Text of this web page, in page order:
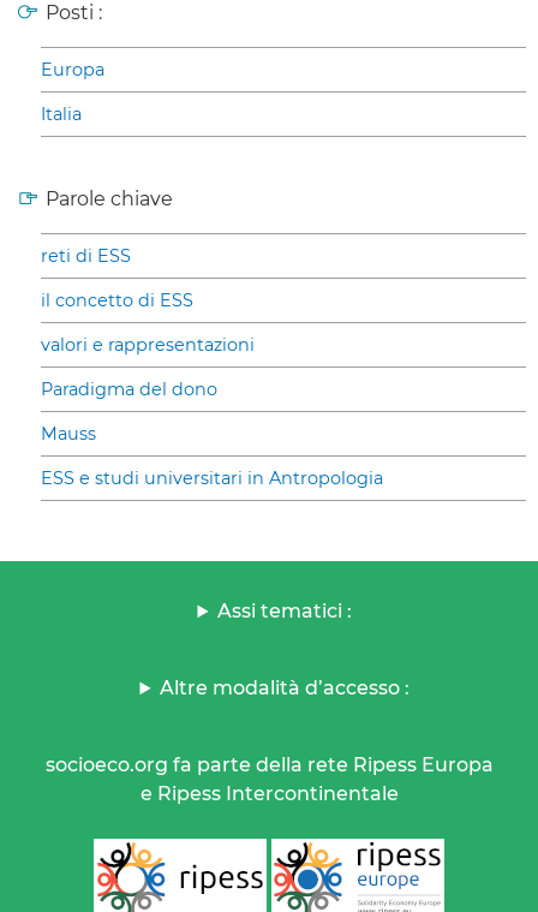
Posti :
Europa
Italia
Parole chiave
reti di ESS
il concetto di ESS
valori e rappresentazioni
Paradigma del dono
Mauss
ESS e studi universitari in Antropologia
Assi tematici :
Altre modalità d’accesso :
socioeco.org fa parte della rete Ripess Europa
e Ripess Intercontinentale